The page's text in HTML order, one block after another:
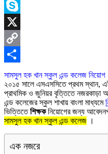
Messenger
Skype
X
Copy
Link
Share
সামসুল হক খান স্কুল এন্ড কলেজ নিয়োগ
২০১৫ সালে এসএসসিতে প্রথম স্থান,
প্রাথমিক ও জুনিয়র বৃত্তিতে নজরকাড়া
এন্ড কলেজের স্কুল শাখায় বাংলা মাধ্যমে
ভিত্তিতেশিক্ষকনিয়ােগের জন্য
সামসুল হক খান স্কুল এন্ড কলেজ ।
এক নজরে